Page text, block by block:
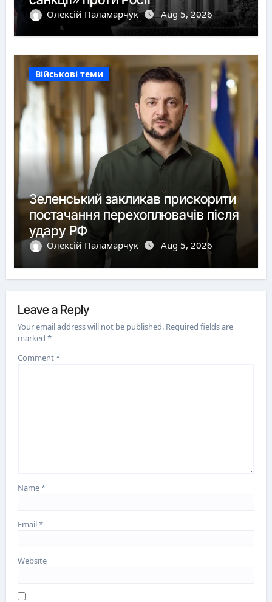
Олексій Паламарчук Aug 5, 2026
Військові теми
Зеленський закликав прискорити
постачання перехоплювачів після
удару РФ
Олексій Паламарчук Aug 5, 2026
Leave a Reply
Your email address will not be published. Required fields are
marked*
Comment*
Name*
Email*
Website